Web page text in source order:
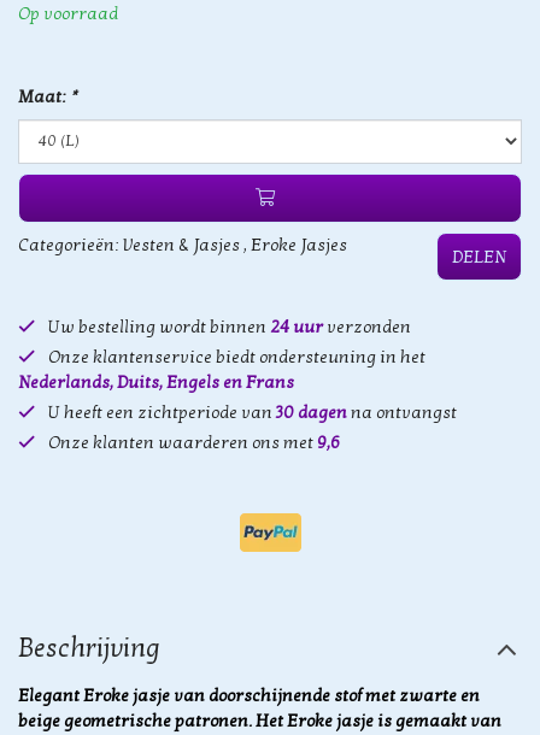
Op voorraad
Maat: *
Categorieën: Vesten & Jasjes, Eroke Jasjes
DELEN
Uw bestelling wordt binnen 24 uurverzonden
Onze klantenservice biedt ondersteuning in het
Nederlands, Duits, Engels en Frans
U heeft een zichtperiode van30 dagenna ontvangst
Onze klanten waarderen ons met 9,6
Beschrijving
Elegant Eroke jasje van doorschijnende stof met zwarte en
beige geometrische patronen. Het Eroke jasje is gemaakt van